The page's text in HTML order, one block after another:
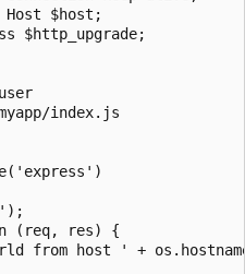
Host $host;
$http_upgrade;
index.js
(req, res) {
from host ' +